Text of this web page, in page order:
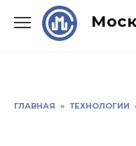
ГЛАВНАЯ » ТЕХНОЛОГИИ